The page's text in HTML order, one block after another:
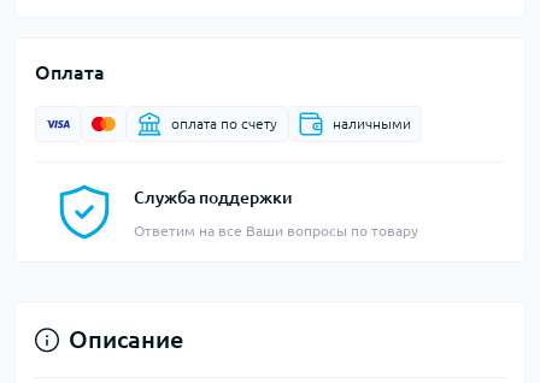
Оплата
оплата по счету наличными
Служба поддержки
Ответим на все Ваши вопросы по товару
Описание